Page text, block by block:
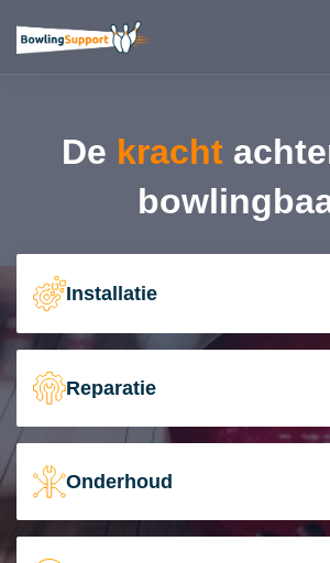
De kracht
Installatie
Reparatie
Onderhoud